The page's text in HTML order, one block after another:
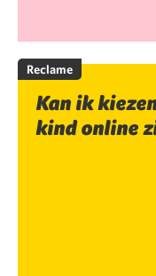
Reclame
Kan ik
kind online